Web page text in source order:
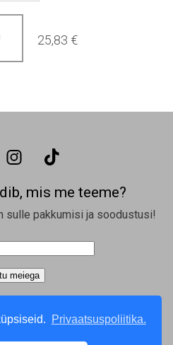
Privaatsuspoliitika.
25,83 €
mis me teeme?
sulle pakkumisi ja soodustusi!
meiega
ja tagastustingimused|